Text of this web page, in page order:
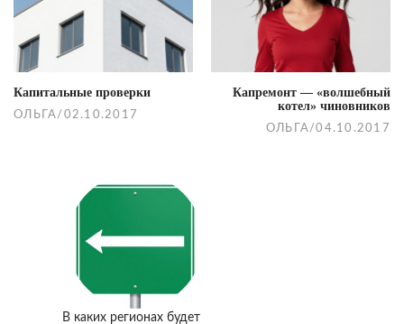
navigation
Капремонт — «волшебный
котел» чиновников
ОЛЬГА /04.10.2017
Капитальные проверки
ОЛЬГА / 02.10.2017
В каких регионах будет